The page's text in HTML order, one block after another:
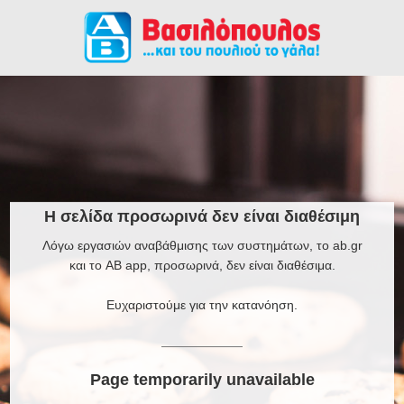
Η σελίδα προσωρινά δεν είναι διαθέσιμη
Λόγω εργασιών αναβάθμισης των συστημάτων, το ab.gr
και το AB app, προσωρινά, δεν είναι διαθέσιμα.
Ευχαριστούμε για την κατανόηση.
Page temporarily unavailable